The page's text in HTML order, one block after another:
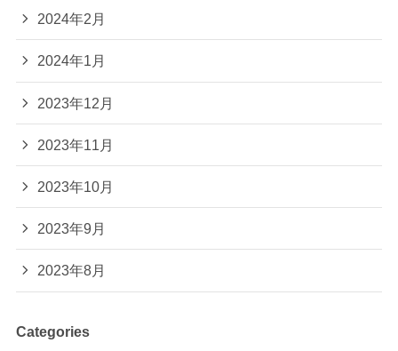
2024年2月
2024年1月
2023年12月
2023年11月
2023年10月
2023年9月
2023年8月
Categories